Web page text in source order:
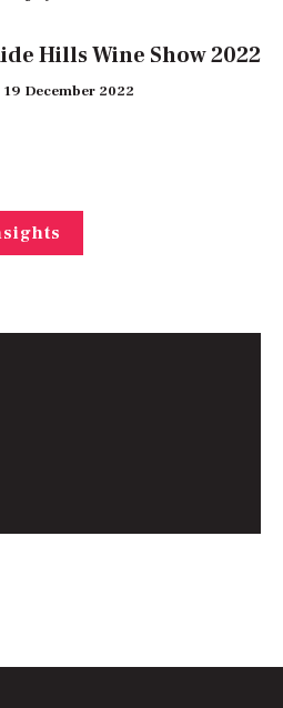
Hills Wine Show 2022
19 December 2022